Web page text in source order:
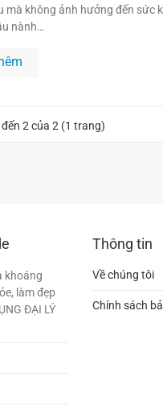
mà không ảnh hưởng đến sức
nành…
2 của 2 (1 trang)
khoáng
làm đẹp
ĐẠI LÝ
Thông tin
Về chúng tôi
Chính sách